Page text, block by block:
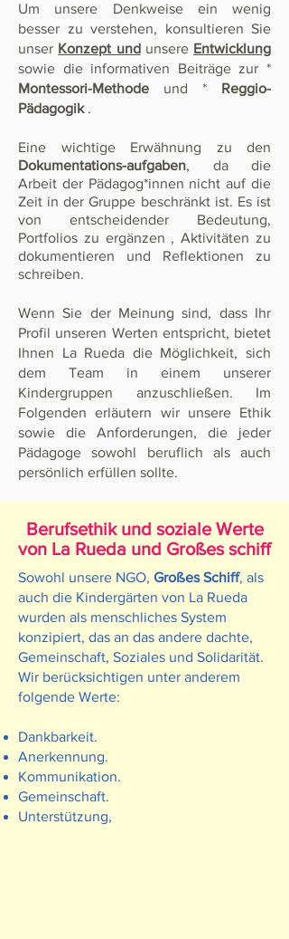
Um unsere Denkweise ein wenig
besser zu verstehen, konsultieren Sie
unser Konzept undunsere Entwicklung
sowie die informativen Beiträge zur *
Montessori-Methode und * Reggio-
Pädagogik.
Eine wichtige Erwähnung zu den
Dokumentations-aufgaben, da die
Arbeit der Pädagog*innen nicht auf die
Zeit in der Gruppe beschränkt ist. Es ist
von entscheidender Bedeutung,
Portfolios zu ergänzen , Aktivitäten zu
dokumentieren und Reflektionen zu
schreiben.
Wenn Sie der Meinung sind, dass Ihr
Profil unseren Werten entspricht, bietet
Ihnen La Rueda die Möglichkeit, sich
dem Team in einem unserer
Kindergruppen anzuschließen. Im
Folgenden erläutern wir unsere Ethik
sowie die Anforderungen, die jeder
Pädagoge sowohl beruflich als auch
persönlich erfüllen sollte.
Berufsethik und soziale Werte
von La Rueda und Großes schiff
Sowohl unsere NGO, Großes Schiff, als
auch die Kindergärten von La Rueda
wurden als menschliches System
konzipiert, das an das andere dachte,
Gemeinschaft, Soziales und Solidarität.
Wir berücksichtigen unter anderem
folgende Werte:
Dankbarkeit.
Anerkennung.
Kommunikation.
Gemeinschaft.
Unterstützung,